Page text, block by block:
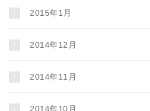
2015年1月
2014年12月
2014年11月
2014年10月